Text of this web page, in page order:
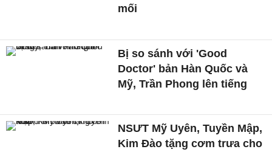
mối
Bị so sánh với 'Good
Doctor' bản Hàn Quốc và
Mỹ, Trần Phong lên tiếng
NSƯT Mỹ Uyên, Tuyền Mập,
Kim Đào tặng cơm trưa cho